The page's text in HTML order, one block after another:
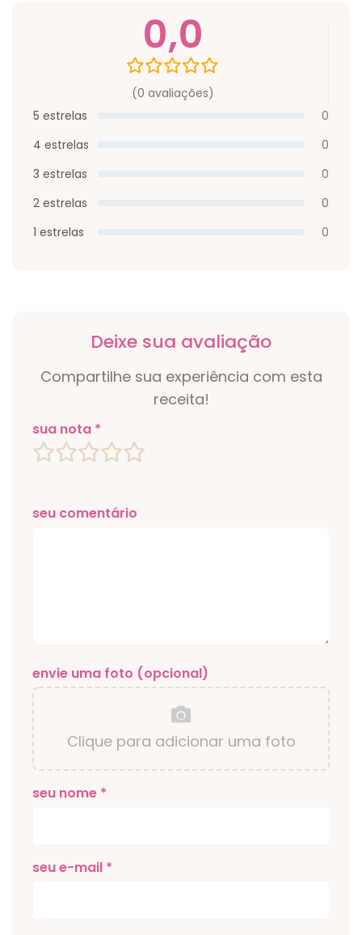
0,0
(0 avaliações)
5 estrelas
0
4 estrelas
0
3 estrelas
0
2 estrelas
0
1 estrelas
0
Deixe sua avaliação
Compartilhe sua experiência com esta
receita!
sua nota *
seu comentário
envie uma foto (opcional)
Clique para adicionar uma foto
seu nome *
seu e-mail *